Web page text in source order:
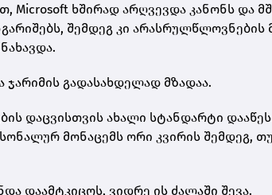
Microsoft ხშირად არღვევდა კანონს და
შემდეგ კი არასრულწლოვნების
ჯარიმის გადასახდელად მზადაა.
დაცვისთვის ახალი სტანდარტი
მონაცემს ორი კვირის შემდეგ,
დაამტკიცოს, ვიდრე ის ძალაში შევა.